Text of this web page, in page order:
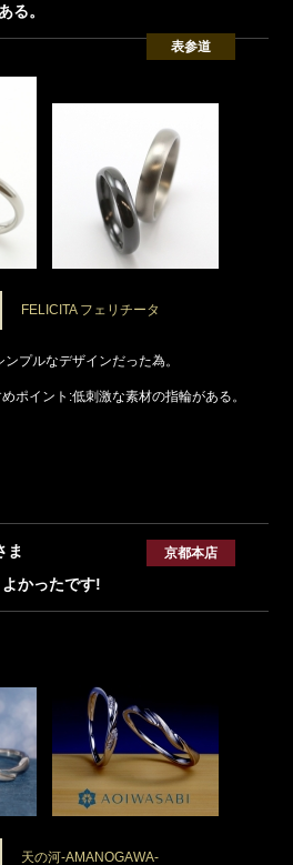
る。
表参道
FELICITA フェリチータ
プルなデザインだった為。
ポイント:低刺激な素材の指輪がある。
ま
かったです!
京都本店
天の河-AMANOGAWA-